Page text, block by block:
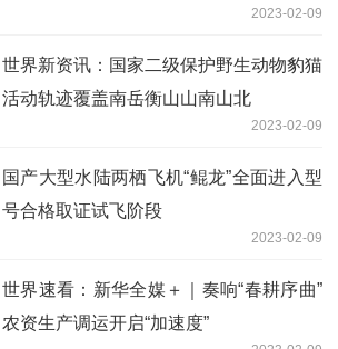
2023-02-09
世界新资讯：国家二级保护野生动物豹猫
活动轨迹覆盖南岳衡山山南山北
2023-02-09
国产大型水陆两栖飞机“鲲龙”全面进入型
号合格取证试飞阶段
2023-02-09
世界速看：新华全媒＋｜奏响“春耕序曲”
农资生产调运开启“加速度”